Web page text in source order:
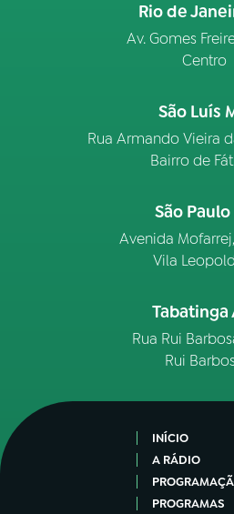
Rio de
Av. Gomes
Centro
São Luís
Rua Armando Vieira
Bairro de
São Paulo
Avenida
Vila
Tabatinga
Rua Rui
Rui
INÍCIO
A RÁDIO
PROGRAMAS